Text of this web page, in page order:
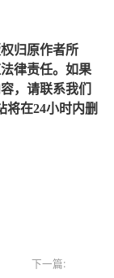
归原作者所
律责任。如果
，请联系我们
将在24小时内删
下一篇: